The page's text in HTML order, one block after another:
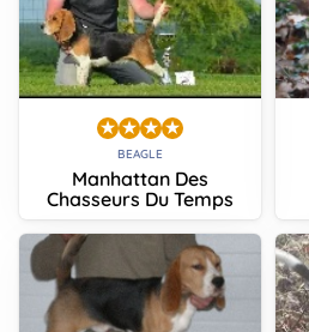
BEAGLE
Manhattan Des
Chasseurs Du Temps